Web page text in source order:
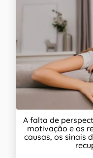
A falta de
motivação e os
causas, os sinais